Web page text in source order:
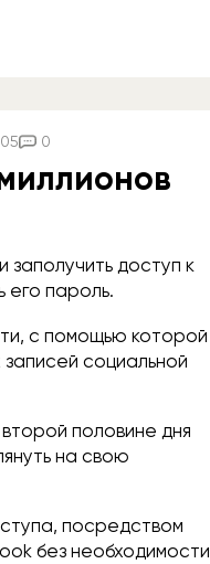
0
заполучить доступ к
его пароль.
с помощью которой
социальной
половине дня
на свою
посредством
без необходимости